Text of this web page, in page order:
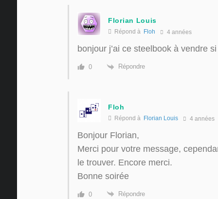
Florian Louis
Répond à Floh 4 années
bonjour j’ai ce steelbook à vendre
0 Répondre
Floh
Répond à Florian Louis 4 années
Bonjour Florian,
Merci pour votre message,
le trouver. Encore merci.
Bonne soirée
0 Répondre